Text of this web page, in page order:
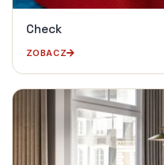
Check
ZOBACZ